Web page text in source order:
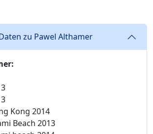
zu Pawel Althamer
Kong 2014
Beach 2013